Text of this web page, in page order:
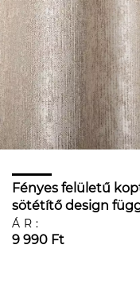
Fényes felületű
sötétítő design
ÁR:
9 990 Ft